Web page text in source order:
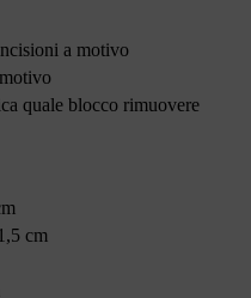
a motivo
quale blocco rimuovere
cm